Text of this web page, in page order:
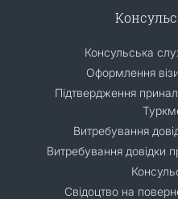
Консульська
Оформлення
Підтвердження
Витребування
Витребування довідки
Свідоцтво на